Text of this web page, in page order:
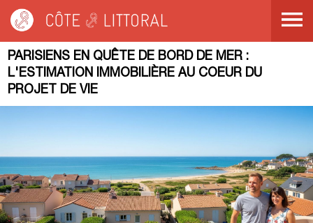
immobilière au coeur du projet de vie
PARISIENS EN QUÊTE DE BORD DE MER :
L'ESTIMATION IMMOBILIÈRE AU COEUR DU
PROJET DE VIE